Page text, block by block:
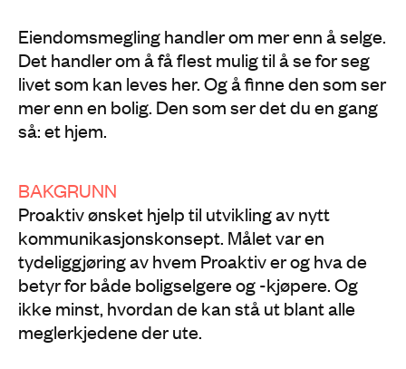
Eiendomsmegling handler om mer enn å selge.
Det handler om å få flest mulig til å se for seg
livet som kan leves her. Og å finne den som ser
mer enn en bolig. Den som ser det du en gang
så: et hjem.
BAKGRUNN
Proaktiv ønsket hjelp til utvikling av nytt
kommunikasjonskonsept. Målet var en
tydeliggjøring av hvem Proaktiv er og hva de
betyr for både boligselgere og -kjøpere. Og
ikke minst, hvordan de kan stå ut blant alle
meglerkjedene der ute.